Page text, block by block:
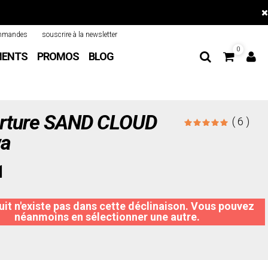
PROMOS BLOG
0
souscrire à la newsletter
SAND CLOUD
n'existe pas dans cette déclinaison. Vous pouvez
néanmoins en sélectionner une autre.
( 6 )